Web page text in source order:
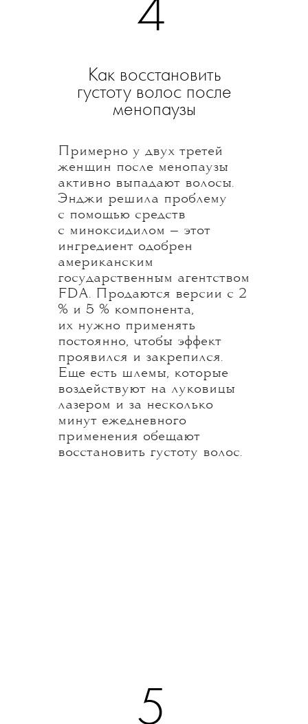
4
Как восстановить
густоту волос после
менопаузы
Примерно у двух третей
женщин после менопаузы
активно выпадают волосы.
Энджи решила проблему
с помощью средств
с миноксидилом — этот
ингредиент одобрен
американским
государственным агентством
FDA. Продаются версии с 2
% и 5 % компонента,
их нужно применять
постоянно, чтобы эффект
проявился и закрепился.
Еще есть шлемы, которые
воздействуют на луковицы
лазером и за несколько
минут ежедневного
применения обещают
восстановить густоту волос.
5